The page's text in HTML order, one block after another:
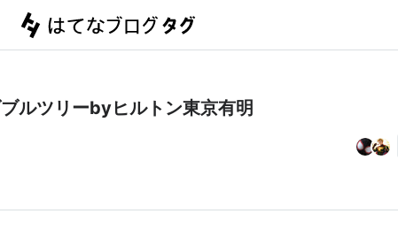
ルツリーbyヒルトン東京有明